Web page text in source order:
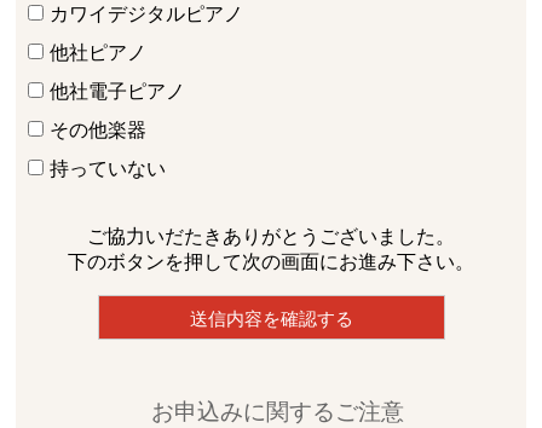
カワイデジタルピアノ
他社ピアノ
他社電子ピアノ
その他楽器
持っていない
ご協力いだたきありがとうございました。
下のボタンを押して次の画面にお進み下さい。
お申込みに関するご注意